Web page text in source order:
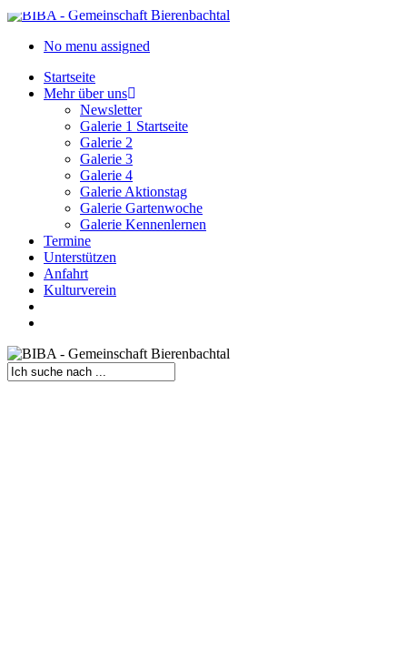
Skip
main
search
Menu
No menu assigned
Startseite
Mehr über uns
Newsletter
Galerie 1 Startseite
Galerie 2
Galerie 3
Galerie 4
Galerie Aktionstag
Galerie Gartenwoche
Galerie Kennenlernen
Termine
Unterstützen
Anfahrt
Kulturverein